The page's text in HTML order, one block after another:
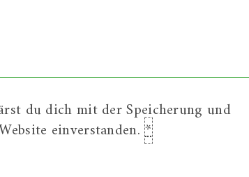
du dich mit der Speicherung und
einverstanden.*